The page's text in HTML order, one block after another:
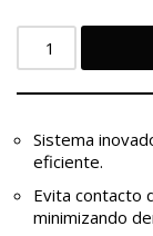
Sistema
eficiente.
Evita contacto
minimizando